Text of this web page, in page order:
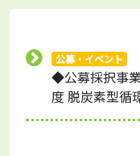
公募・イベント
◆公募採択事
度 脱炭素型循